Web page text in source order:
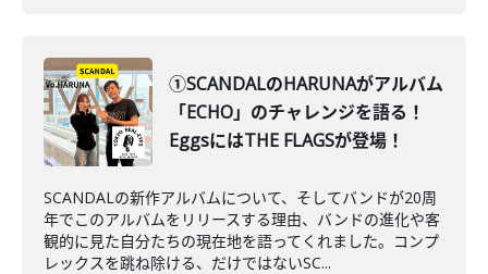
①SCANDALのHARUNAがアルバム
「ECHO」のチャレンジを語る！
EggsにはTHE FLAGSが登場！
SCANDALの新作アルバムについて、そしてバンドが20周
年でこのアルバムをリリースする理由、バンドの進化や客
観的に見た自分たちの現在地を語ってくれました。コンプ
レックスを跳ね除ける、だけではないSC...